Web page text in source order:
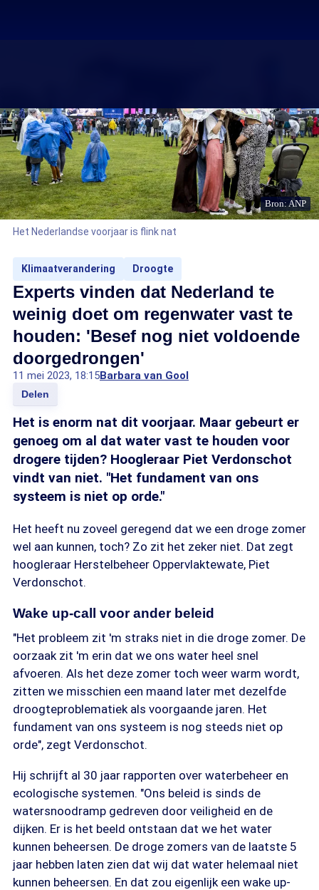
Bron: ANP
Het Nederlandse voorjaar is flink nat
Klimaatverandering Droogte
Experts vinden dat Nederland te
weinig doet om regenwater vast te
houden: 'Besef nog niet voldoende
doorgedrongen'
11 mei 2023, 18:15Barbara van Gool
Delen
Het is enorm nat dit voorjaar. Maar gebeurt er
genoeg om al dat water vast te houden voor
drogere tijden? Hoogleraar Piet Verdonschot
vindt van niet. "Het fundament van ons
systeem is niet op orde."
Het heeft nu zoveel geregend dat we een droge zomer
wel aan kunnen, toch? Zo zit het zeker niet. Dat zegt
hoogleraar Herstelbeheer Oppervlaktewate, Piet
Verdonschot.
Wake up-call voor ander beleid
"Het probleem zit 'm straks niet in die droge zomer. De
oorzaak zit 'm erin dat we ons water heel snel
afvoeren. Als het deze zomer toch weer warm wordt,
zitten we misschien een maand later met dezelfde
droogteproblematiek als voorgaande jaren. Het
fundament van ons systeem is nog steeds niet op
orde", zegt Verdonschot.
Hij schrijft al 30 jaar rapporten over waterbeheer en
ecologische systemen. "Ons beleid is sinds de
watersnoodramp gedreven door veiligheid en de
dijken. Er is het beeld ontstaan dat we het water
kunnen beheersen. De droge zomers van de laatste 5
jaar hebben laten zien dat wij dat water helemaal niet
kunnen beheersen. En dat zou eigenlijk een wake up-